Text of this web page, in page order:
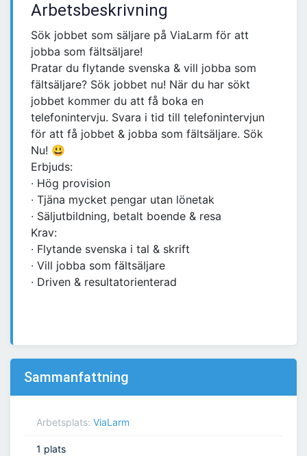
Arbetsbeskrivning
Sök jobbet som säljare på ViaLarm för att
jobba som fältsäljare!
Pratar du flytande svenska & vill jobba som
fältsäljare? Sök jobbet nu! När du har sökt
jobbet kommer du att få boka en
telefonintervju. Svara i tid till telefonintervjun
för att få jobbet & jobba som fältsäljare. Sök
Nu! 😃
Erbjuds:
∙ Hög provision
∙ Tjäna mycket pengar utan lönetak
∙ Säljutbildning, betalt boende & resa
Krav:
∙ Flytande svenska i tal & skrift
∙ Vill jobba som fältsäljare
∙ Driven & resultatorienterad
Sammanfattning
Arbetsplats: ViaLarm
1 plats